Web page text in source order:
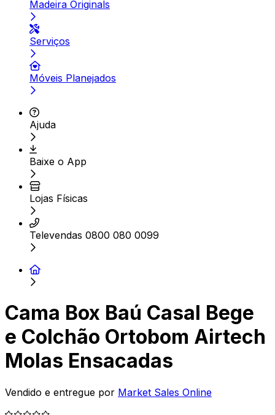
Madeira Originals
Serviços
Móveis Planejados
Ajuda
Baixe o App
Lojas Físicas
Televendas 0800 080 0099
Cama Box Baú Casal Bege
e Colchão Ortobom Airtech
Molas Ensacadas
Vendido e entregue por Market Sales Online